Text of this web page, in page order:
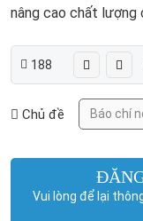
nâng cao chất lượng
188
Chủ đề Báo chí
Vui lòng để lại